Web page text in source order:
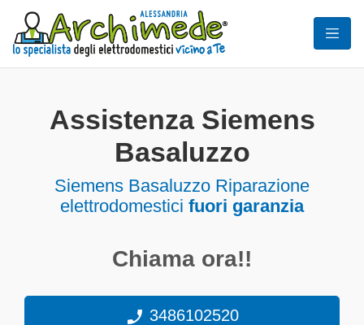
Assistenza Siemens
Basaluzzo
Siemens Basaluzzo Riparazione
elettrodomestici fuori garanzia
Chiama ora!!
3486102520